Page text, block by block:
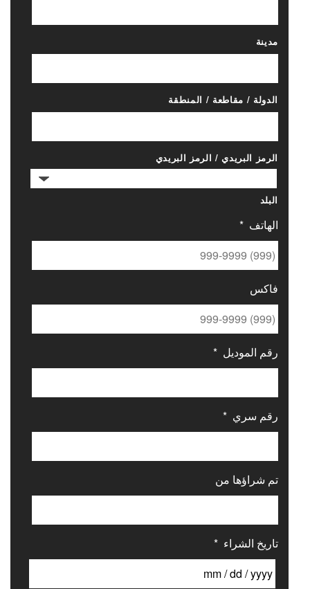
مدينة
الدولة / مقاطعة / المنطقة
الرمز البريدي / الرمز البريدي
البلد
الهاتف *
فاكس
رقم الموديل *
رقم سري *
تم شراؤها من
تاريخ الشراء *